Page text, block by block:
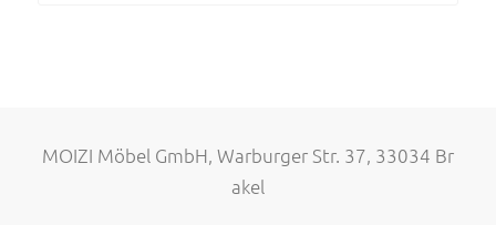
MOIZI Möbel GmbH, Warburger Str. 37, 33034 Br
akel